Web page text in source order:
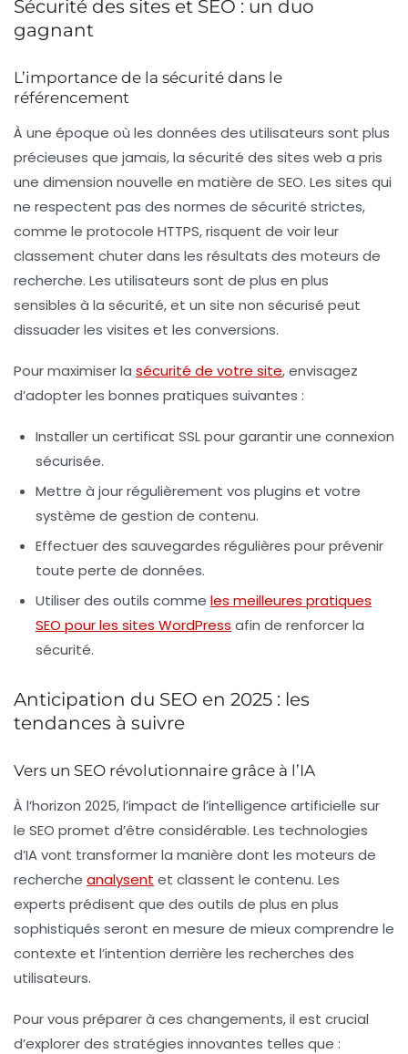
Sécurité des sites et SEO : un duo
gagnant
L’importance de la sécurité dans le
référencement
À une époque où les données des utilisateurs sont plus
précieuses que jamais, la sécurité des sites web a pris
une dimension nouvelle en matière de SEO. Les sites qui
ne respectent pas des normes de sécurité strictes,
comme le protocole HTTPS, risquent de voir leur
classement chuter dans les résultats des moteurs de
recherche. Les utilisateurs sont de plus en plus
sensibles à la sécurité, et un site non sécurisé peut
dissuader les visites et les conversions.
Pour maximiser la sécurité de votre site, envisagez
d’adopter les bonnes pratiques suivantes :
Installer un certificat SSL pour garantir une connexion
sécurisée.
Mettre à jour régulièrement vos plugins et votre
système de gestion de contenu.
Effectuer des sauvegardes régulières pour prévenir
toute perte de données.
Utiliser des outils comme les meilleures pratiques
SEO pour les sites WordPress afin de renforcer la
sécurité.
Anticipation du SEO en 2025 : les
tendances à suivre
Vers un SEO révolutionnaire grâce à l’IA
À l’horizon 2025, l’impact de l’intelligence artificielle sur
le SEO promet d’être considérable. Les technologies
d’IA vont transformer la manière dont les moteurs de
recherche analysent et classent le contenu. Les
experts prédisent que des outils de plus en plus
sophistiqués seront en mesure de mieux comprendre le
contexte et l’intention derrière les recherches des
utilisateurs.
Pour vous préparer à ces changements, il est crucial
d’explorer des stratégies innovantes telles que :